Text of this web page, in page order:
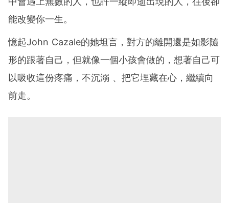
能改變你一生。
憶起John Cazale的她坦言，對方的離開還是如影隨
形的跟著自己，但就像一個小孩會做的，想著自己可
以吸收這份疼痛，不沉溺 、把它埋藏在心，繼續向
前走。